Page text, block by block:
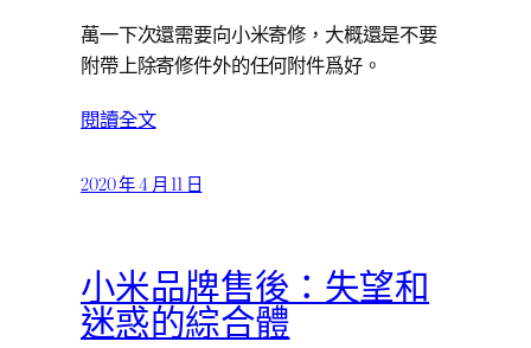
萬一下次還需要向小米寄修，大概還是不要
附帶上除寄修件外的任何附件爲好。
閱讀全文
2020 年 4 月 11 日
小米品牌售後：失望和
迷惑的綜合體